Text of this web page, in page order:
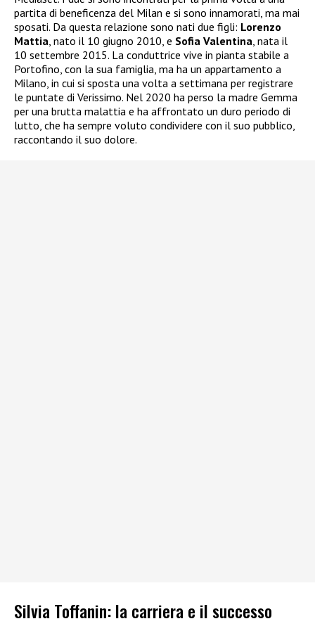
partita di beneficenza del Milan e si sono innamorati, ma mai
sposati. Da questa relazione sono nati due figli: Lorenzo
Mattia , nato il 10 giugno 2010, e Sofia Valentina , nata il
10 settembre 2015. La conduttrice vive in pianta stabile a
Portofino, con la sua famiglia, ma ha un appartamento a
Milano, in cui si sposta una volta a settimana per registrare
le puntate di Verissimo. Nel 2020 ha perso la madre Gemma
per una brutta malattia e ha affrontato un duro periodo di
lutto, che ha sempre voluto condividere con il suo pubblico,
raccontando il suo dolore.
Silvia Toffanin: la carriera e il successo